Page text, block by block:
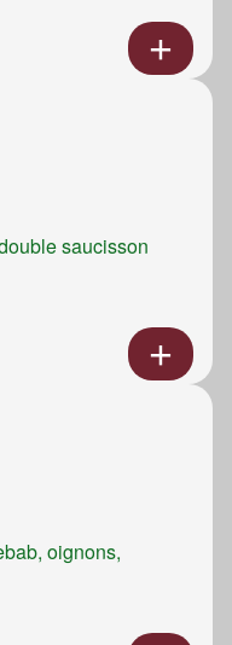
saucisson
oignons,